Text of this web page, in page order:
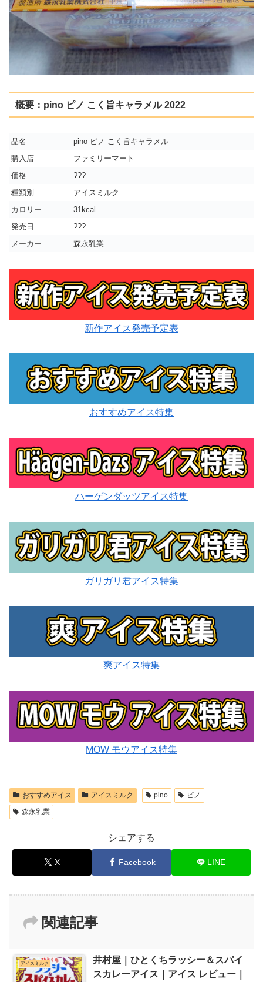
概要：pino ピノ こく旨キャラメル 2022
品名
pino ピノ こく旨キャラメル
購入店
ファミリーマート
価格
???
種類別
アイスミルク
カロリー
31kcal
発売日
???
メーカー
森永乳業
新作アイス発売予定表
おすすめアイス特集
ハーゲンダッツアイス特集
ガリガリ君アイス特集
爽アイス特集
MOW モウアイス特集
おすすめアイス アイスミルク pino
ピノ
森永乳業
シェアする
X Facebook LINE
関連記事
アイスミルク
井村屋｜ひとくちラッシー＆スパイ
スカレーアイス｜アイス レビュー｜